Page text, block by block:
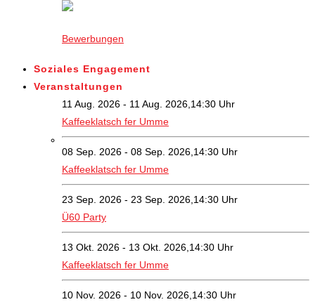
Bewerbungen
Soziales Engagement
Veranstaltungen
11 Aug. 2026 - 11 Aug. 2026,14:30 Uhr
Kaffeeklatsch fer Umme
08 Sep. 2026 - 08 Sep. 2026,14:30 Uhr
Kaffeeklatsch fer Umme
23 Sep. 2026 - 23 Sep. 2026,14:30 Uhr
Ü60 Party
13 Okt. 2026 - 13 Okt. 2026,14:30 Uhr
Kaffeeklatsch fer Umme
10 Nov. 2026 - 10 Nov. 2026,14:30 Uhr